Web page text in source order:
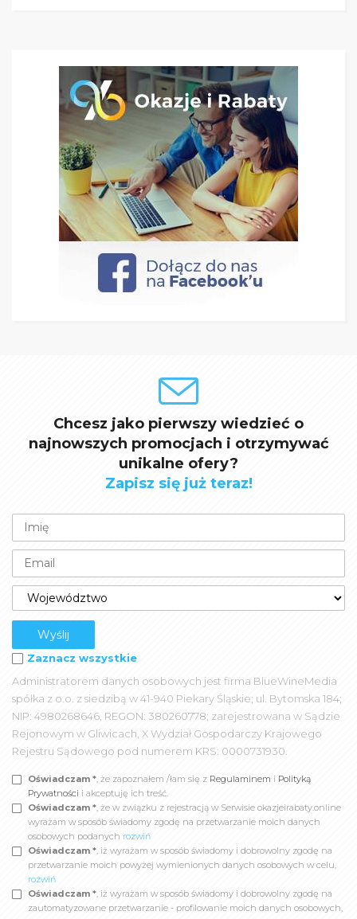
Chcesz jako pierwszy wiedzieć o
najnowszych promocjach i otrzymywać
unikalne ofery?
Zapisz się już teraz!
Zaznacz wszystkie
Administratorem danych osobowych jest firma BlueWineMedia
spółka z o.o. z siedzibą w 41-940 Piekary Śląskie; ul. Bytomska 184;
NIP: 4980268646, REGON: 380260778; zarejestrowana w Sądzie
Rejonowym w Gliwicach, X Wydział Gospodarczy Krajowego
Rejestru Sądowego pod numerem KRS: 0000731930.
Oświadczam *, że zapoznałem /łam się z Regulaminem i Polityką
Prywatności i akceptuję ich treść.
Oświadczam *, że w związku z rejestracją w Serwisie okazjeirabaty.online
wyrażam w sposób świadomy zgodę na przetwarzanie moich danych
osobowych podanych rozwiń
Oświadczam *, iż wyrażam w sposób świadomy i dobrowolny zgodę na
przetwarzanie moich powyżej wymienionych danych osobowych w celu,
rozwiń
Oświadczam *, iż wyrażam w sposób świadomy i dobrowolny zgodę na
zautomatyzowane przetwarzanie - profilowanie moich danych osobowych,